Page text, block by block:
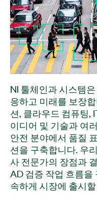
NI 툴체인과 시스템
응하고 미래를 보장
션, 클라우드 컴퓨팅,
이디어 및 기술과 여
안전 분야에서 품질
션을 구축합니다. 우
사 전문가의 장점과
AD 검증 작업 흐름을
속하게 시장에 출시